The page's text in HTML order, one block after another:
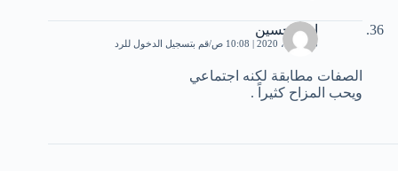
ابني حسين
18 أبريل، 2020 | 10:08 ص قم بتسجيل الدخول للرد
الصفات مطابقة لكنه اجتماعي
ويحب المزاح كثيراً .